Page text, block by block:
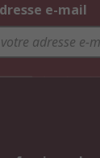
e-mail